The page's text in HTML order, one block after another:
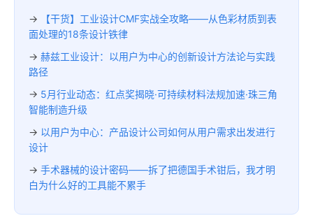
→
【干货】工业设计CMF实战全攻略——从色彩材质到表
面处理的18条设计铁律
→ 赫兹工业设计：以用户为中心的创新设计方法论与实践
路径
→ 5月行业动态：红点奖揭晓·可持续材料法规加速·珠三角
智能制造升级
→ 以用户为中心：产品设计公司如何从用户需求出发进行
设计
→ 手术器械的设计密码——拆了把德国手术钳后，我才明
白为什么好的工具能不累手